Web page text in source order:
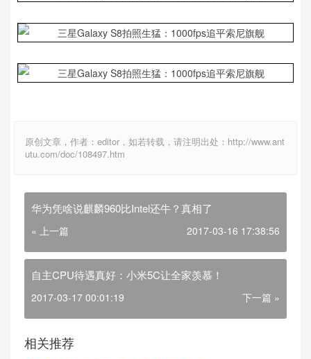
原创文章，作者：editor，如若转载，请注明出处：http://www.ant
utu.com/doc/108497.htm
华为凭啥说麒麟960比Intel还牛？真相了
« 上一篇 2017-03-16 17:38:56
自主CPU待遇真好：小米5C让全家羡慕！
2017-03-17 00:01:19 下一篇 »
相关推荐